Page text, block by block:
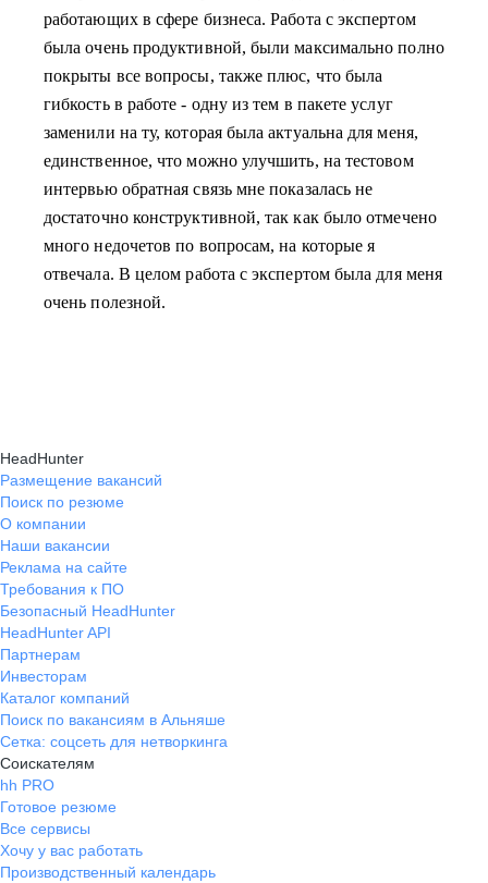
работающих в сфере бизнеса. Работа с экспертом
была очень продуктивной, были максимально полно
покрыты все вопросы, также плюс, что была
гибкость в работе - одну из тем в пакете услуг
заменили на ту, которая была актуальна для меня,
единственное, что можно улучшить, на тестовом
интервью обратная связь мне показалась не
достаточно конструктивной, так как было отмечено
много недочетов по вопросам, на которые я
отвечала. В целом работа с экспертом была для меня
очень полезной.
HeadHunter
Размещение вакансий
Поиск по резюме
О компании
Наши вакансии
Реклама на сайте
Требования к ПО
Безопасный HeadHunter
HeadHunter API
Партнерам
Инвесторам
Каталог компаний
Поиск по вакансиям в Альняше
Сетка: соцсеть для нетворкинга
Соискателям
hh PRO
Готовое резюме
Все сервисы
Хочу у вас работать
Производственный календарь